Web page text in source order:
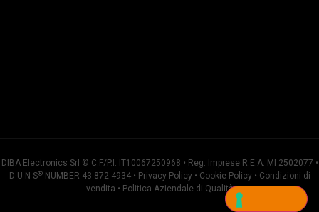
DIBA Electronics Srl © C.F/P.I. IT10067250968 • Reg. Imprese R.E.A. MI 2502077 •
D-U-N-S®NUMBER 43-872-4934 • Privacy Policy• Cookie Policy• Condizioni di
vendita • Politica Aziendale di Qualità